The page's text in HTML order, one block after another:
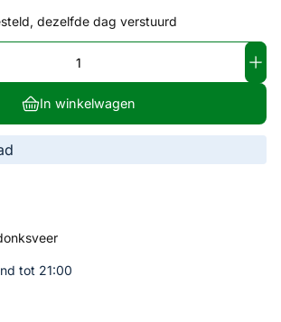
dezelfde dag verstuurd
In winkelwagen
tot 21:00